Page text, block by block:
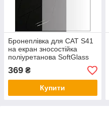
Бронеплівка для CAT S41
на екран зносостійка
поліуретанова SoftGlass
369 ₴
Купити